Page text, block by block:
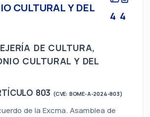
CULTURAL Y DEL
4 4
DE CULTURA,
CULTURAL Y DEL
803 (CVE: BOME-A-2024-803)
de la Excma. Asamblea de